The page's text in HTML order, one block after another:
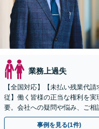
業務上過失
【全国対応】【未払い残業代
従】働く皆様の正当な権利を
要。会社への疑問や悩み、ご
回面談無料】【夜間・休日対応
事例を見る(1件)